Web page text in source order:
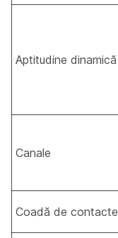
Aptitudine dinamică
Canale
Coadă de contacte